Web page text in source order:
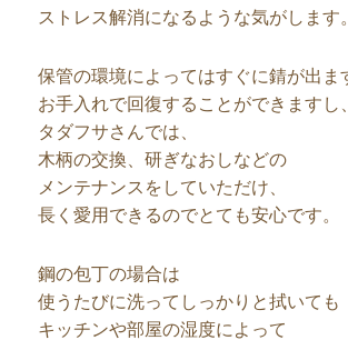
ストレス解消になるような気がします。
保管の環境によってはすぐに錆が出ま
お手入れで回復することができますし、
タダフサさんでは、
木柄の交換、研ぎなおしなどの
メンテナンスをしていただけ、
長く愛用できるのでとても安心です。
鋼の包丁の場合は
使うたびに洗ってしっかりと拭いても
キッチンや部屋の湿度によって